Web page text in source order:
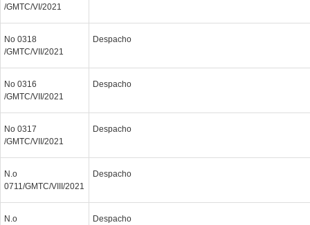
/GMTC/VI/2021
No 0318
/GMTC/VII/2021
Despacho
No 0316
/GMTC/VII/2021
Despacho
No 0317
/GMTC/VII/2021
Despacho
N.o
0711/GMTC/VIII/2021
Despacho
N.o
Despacho